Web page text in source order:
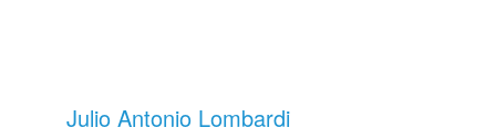
Julio Antonio Lombardi